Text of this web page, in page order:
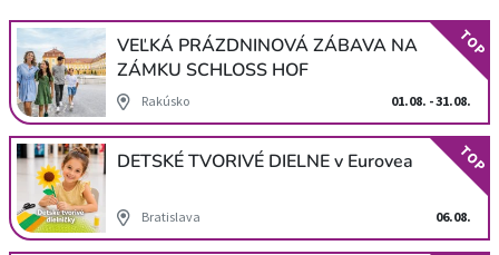
VEĽKÁ PRÁZDNINOVÁ ZÁBAVA NA
ZÁMKU SCHLOSS HOF
Rakúsko 01.08. - 31.08.
TOP
DETSKÉ TVORIVÉ DIELNE v Eurovea
Bratislava 06.08.
TOP